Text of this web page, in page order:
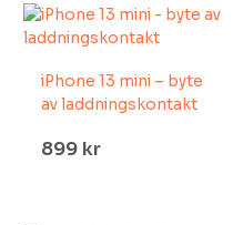
iPhone 13 mini – byte
av laddningskontakt
899 kr